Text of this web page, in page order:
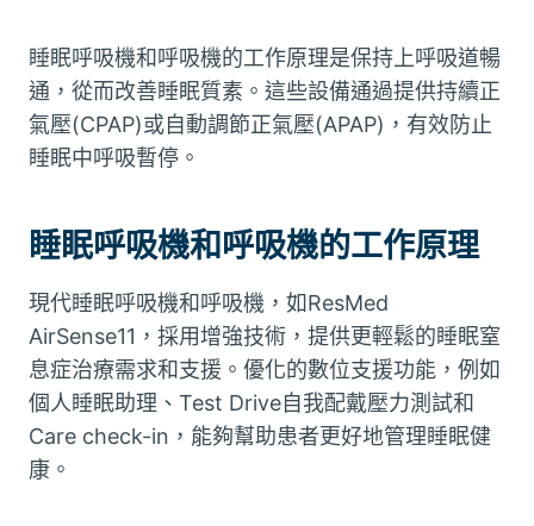
睡眠呼吸機和呼吸機的工作原理是保持上呼吸道暢
通，從而改善睡眠質素。這些設備通過提供持續正
氣壓(CPAP)或自動調節正氣壓(APAP)，有效防止
睡眠中呼吸暫停。
睡眠呼吸機和呼吸機的工作原理
現代睡眠呼吸機和呼吸機，如ResMed
AirSense11，採用增強技術，提供更輕鬆的睡眠窒
息症治療需求和支援。優化的數位支援功能，例如
個人睡眠助理、Test Drive自我配戴壓力測試和
Care check-in，能夠幫助患者更好地管理睡眠健
康。